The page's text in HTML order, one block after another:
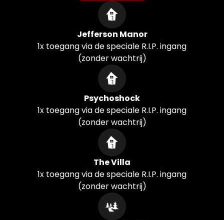
Jefferson Manor
1x toegang via de speciale R.I.P. ingang
(zonder wachtrij)
Psychoshock
1x toegang via de speciale R.I.P. ingang
(zonder wachtrij)
The Villa
1x toegang via de speciale R.I.P. ingang
(zonder wachtrij)